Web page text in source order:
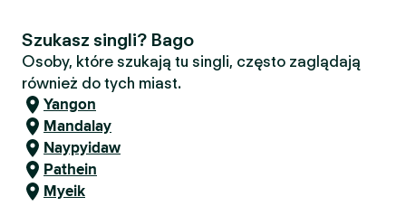
Szukasz singli? Bago
Osoby, które szukają tu singli, często zaglądają
również do tych miast.
Yangon
Mandalay
Naypyidaw
Pathein
Myeik